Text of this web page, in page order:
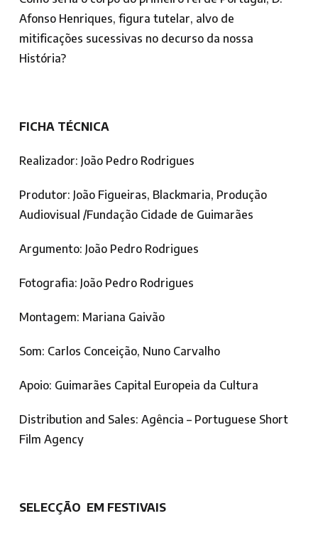
Afonso Henriques, figura tutelar, alvo de
mitificações sucessivas no decurso da nossa
História?
FICHA TÉCNICA
Realizador: João Pedro Rodrigues
Produtor: João Figueiras, Blackmaria, Produção
Audiovisual /Fundação Cidade de Guimarães
Argumento: João Pedro Rodrigues
Fotografia: João Pedro Rodrigues
Montagem: Mariana Gaivão
Som: Carlos Conceição, Nuno Carvalho
Apoio: Guimarães Capital Europeia da Cultura
Distribution and Sales: Agência – Portuguese Short
Film Agency
SELECÇÃO EM FESTIVAIS